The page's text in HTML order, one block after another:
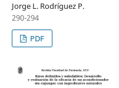
Jorge L. Rodríguez P.
290-294
PDF